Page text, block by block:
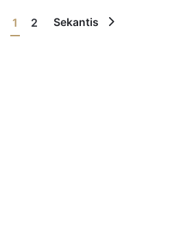
1 2 Sekantis